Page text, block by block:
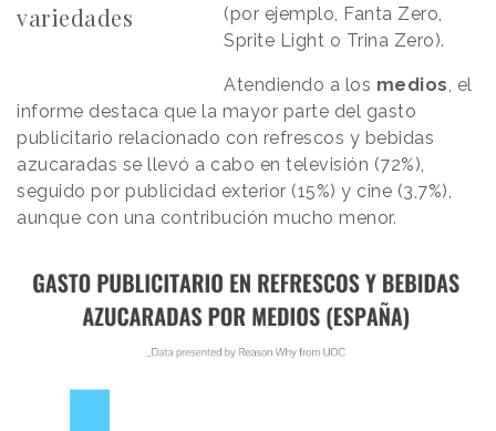
variedades
(por ejemplo, Fanta Zero,
Sprite Light o Trina Zero).
Atendiendo a los medios , el
informe destaca que la mayor parte del gasto
publicitario relacionado con refrescos y bebidas
azucaradas se llevó a cabo en televisión (72%),
seguido por publicidad exterior (15%) y cine (3,7%),
aunque con una contribución mucho menor.